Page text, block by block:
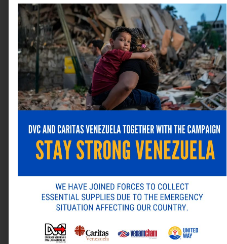
Nombre*
Guarda mi nombre, correo electrónico y web en este
navegador para la próxima vez que comente.